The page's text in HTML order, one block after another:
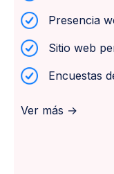
Presencia
Sitio web
Encuestas
Ver más →